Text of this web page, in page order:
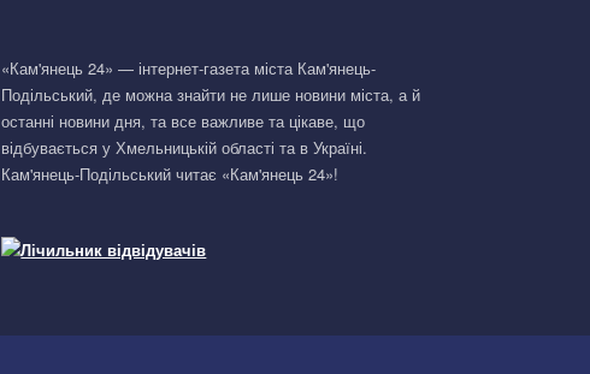
«Кам'янець 24» — інтернет-газета міста Кам'янець-
Подільський, де можна знайти не лише новини міста, а й
останні новини дня, та все важливе та цікаве, що
відбувається у Хмельницькій області та в Україні.
Кам'янець-Подільський читає «Кам'янець 24»!